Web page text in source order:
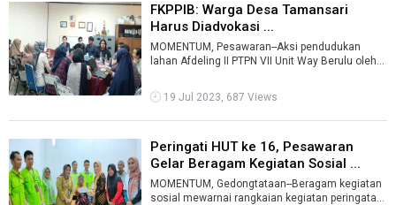
FKPPIB: Warga Desa Tamansari
Harus Diadvokasi ...
MOMENTUM, Pesawaran--Aksi pendudukan
lahan Afdeling II PTPN VII Unit Way Berulu oleh
...
19 Jul 2023, 687 Views
Peringati HUT ke 16, Pesawaran
Gelar Beragam Kegiatan Sosial ...
MOMENTUM, Gedongtataan--Beragam kegiatan
sosial mewarnai rangkaian kegiatan peringatan